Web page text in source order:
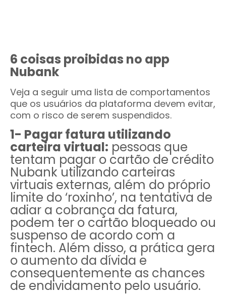
6 coisas proibidas no app
Nubank
Veja a seguir uma lista de comportamentos
que os usuários da plataforma devem evitar,
com o risco de serem suspendidos.
1- Pagar fatura utilizando
carteira virtual: pessoas que
tentam pagar o cartão de crédito
Nubank utilizando carteiras
virtuais externas, além do próprio
limite do ‘roxinho’, na tentativa de
adiar a cobrança da fatura,
podem ter o cartão bloqueado ou
suspenso de acordo com a
fintech. Além disso, a prática gera
o aumento da dívida e
consequentemente as chances
de endividamento pelo usuário.